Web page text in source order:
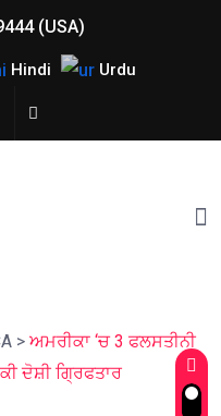
(USA)
Hindi Urdu
> ਅਮਰੀਕਾ ‘ਚ 3 ਫਲਸਤੀਨੀ
ਦੋਸ਼ੀ ਗ੍ਰਿਫਤਾਰ